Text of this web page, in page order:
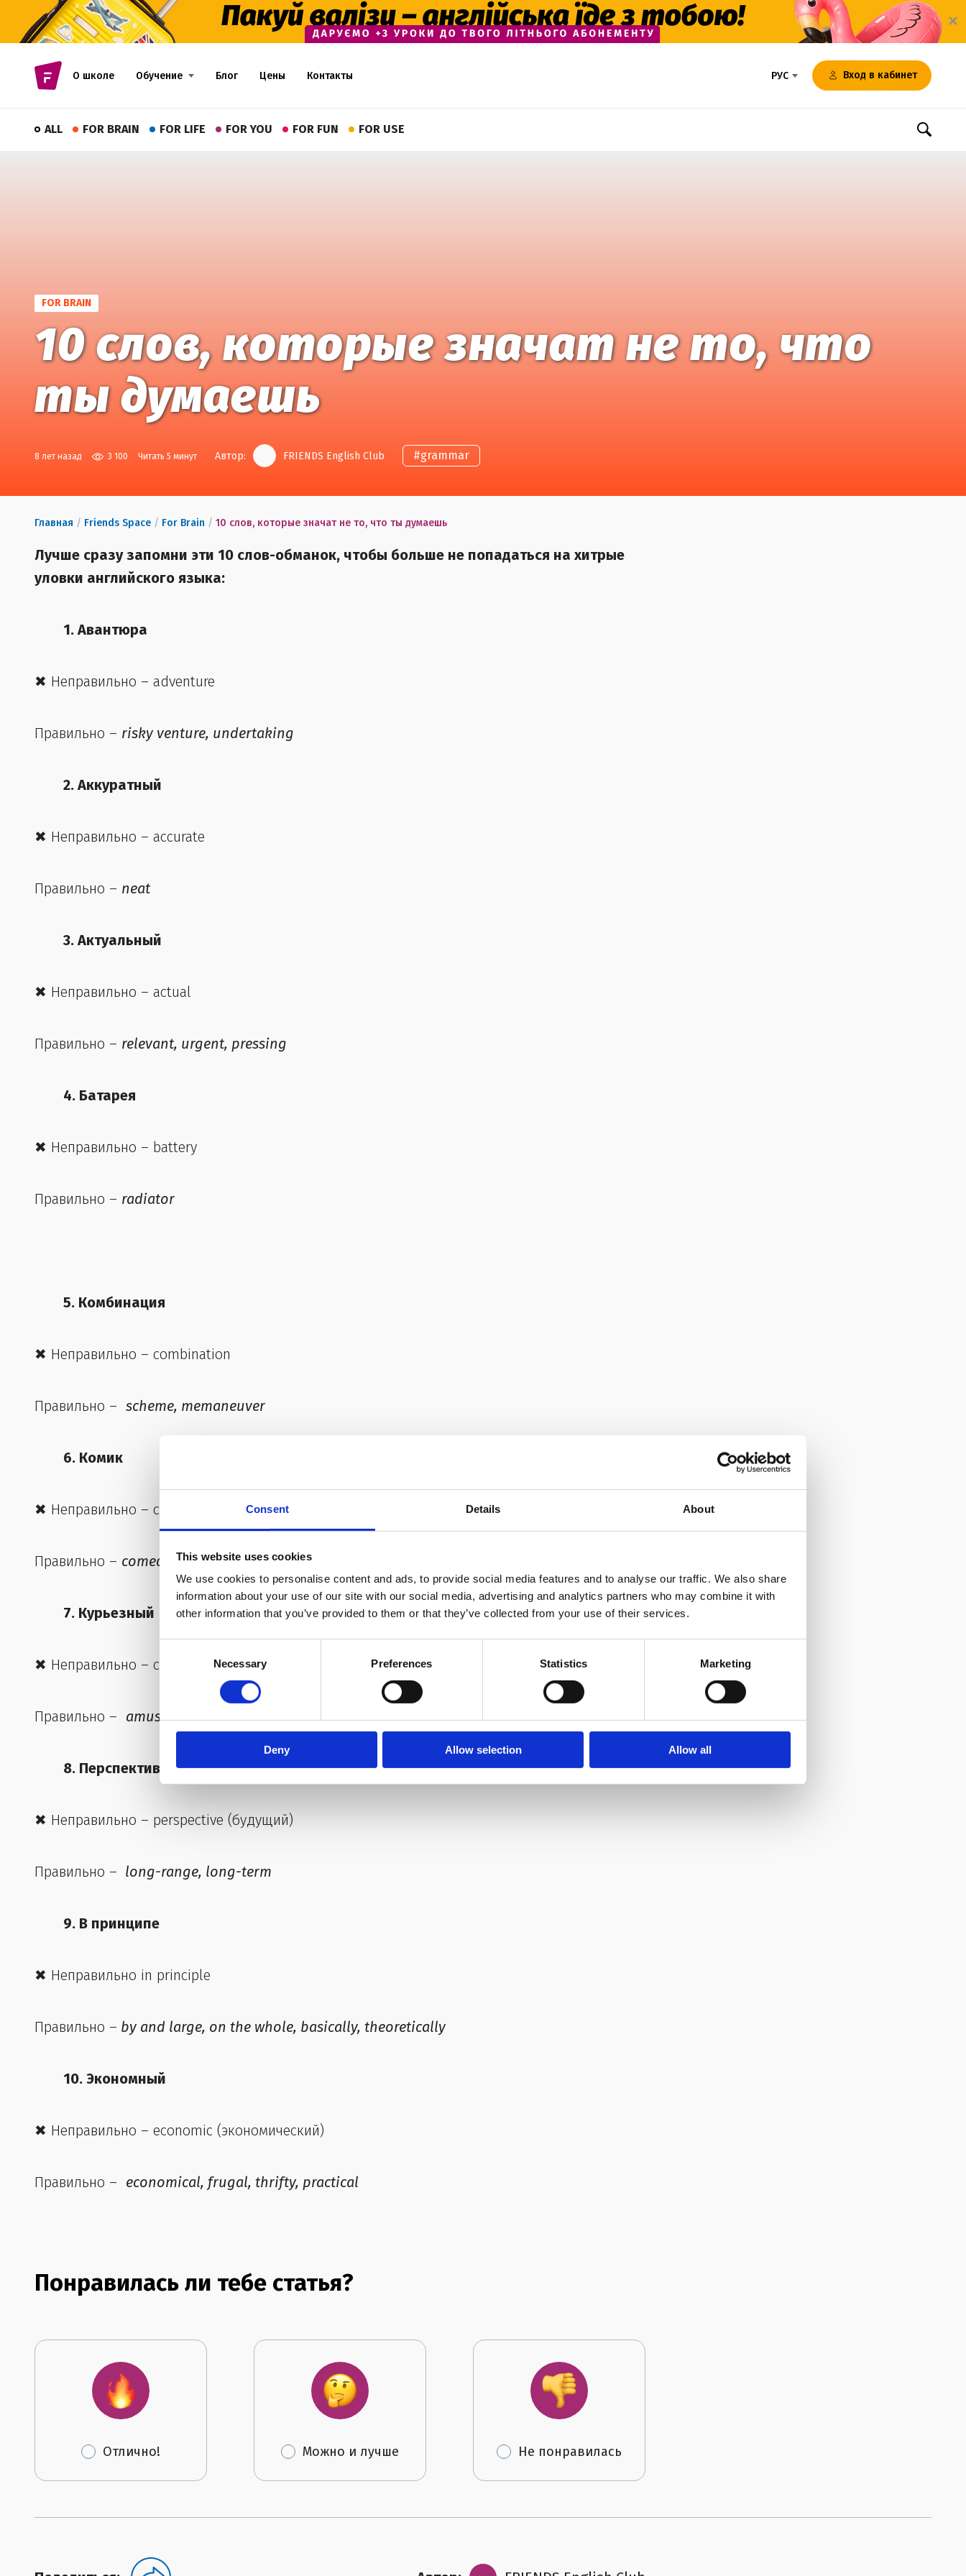
Consent Details About
This website uses cookies
We use cookies to personalise content and ads, to provide social media features and to analyse our traffic. We also share
information about your use of our site with our social media, advertising and analytics partners who may combine it with
other information that you’ve provided to them or that they’ve collected from your use of their services.
Necessary Preferences Statistics Marketing
Deny Allow selection Allow all
✕
О школе Обучение Блог Цены Контакты РУС Вход в кабинет
ALL FOR BRAIN FOR LIFE FOR YOU FOR FUN FOR USE
FOR BRAIN
10 слов, которые значат не то, что
ты думаешь
8 лет назад 3 100 Читать 5 минут Автор: FRIENDS English Club #grammar
Главная / Friends Space / For Brain / 10 слов, которые значат не то, что ты думаешь
Лучше сразу запомни эти 10 слов-обманок, чтобы больше не попадаться на хитрые
уловки английского языка:
1. Авантюра
✖ Неправильно – adventure
Правильно – risky venture, undertaking
2. Аккуратный
✖ Неправильно – accurate
Правильно – neat
3. Актуальный
✖ Неправильно – actual
Правильно – relevant, urgent, pressing
4. Батарея
✖ Неправильно – battery
Правильно – radiator
5. Комбинация
✖ Неправильно – combination
Правильно – scheme, memaneuver
6. Комик
✖ Неправильно – comic (комичный)
Правильно – comedian
7. Курьезный
✖ Неправильно – curious
Правильно – amusing, odd, intriguing
8. Перспективный
✖ Неправильно – perspective (будущий)
Правильно – long-range, long-term
9. В принципе
✖ Неправильно in principle
Правильно – by and large, on the whole, basically, theoretically
10. Экономный
✖ Неправильно – economic (экономический)
Правильно – economical, frugal, thrifty, practical
Понравилась ли тебе статья?
Отлично! Можно и лучше Не понравилась